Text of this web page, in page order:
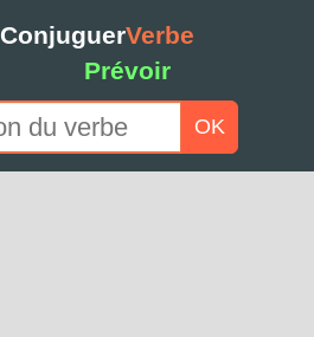
ConjuguerVerbe
Prévoir
OK